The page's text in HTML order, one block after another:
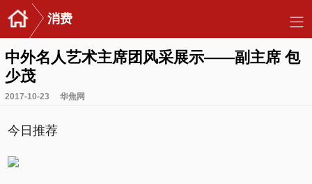
消费
中外名人艺术主席团风采展示——副主席 包
少茂
2017-10-23 华焦网
今日推荐